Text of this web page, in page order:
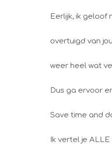
Eerlijk, ik geloof
overtuigd van
weer heel wat
Dus ga ervoor
Save time and
Ik vertel je